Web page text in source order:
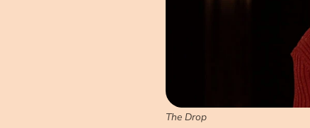
The Drop